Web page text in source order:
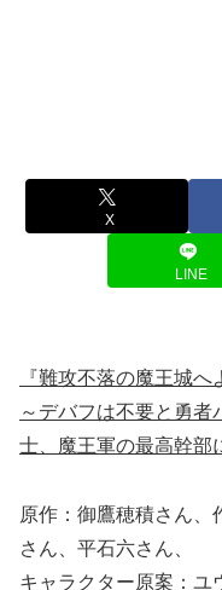
X
LINE
『難攻不落の魔王城へ
～デバフは不要と勇
士、魔王軍の最高幹部
原作：御鷹穂積さん、
さん、平石六さん、
キャラクター原案：ユ